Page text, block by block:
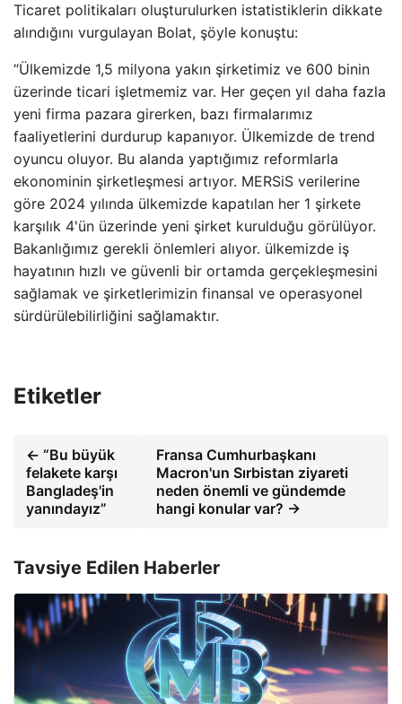
Ticaret politikaları oluşturulurken istatistiklerin dikkate
alındığını vurgulayan Bolat, şöyle konuştu:
“Ülkemizde 1,5 milyona yakın şirketimiz ve 600 binin
üzerinde ticari işletmemiz var. Her geçen yıl daha fazla
yeni firma pazara girerken, bazı firmalarımız
faaliyetlerini durdurup kapanıyor. Ülkemizde de trend
oyuncu oluyor. Bu alanda yaptığımız reformlarla
ekonominin şirketleşmesi artıyor. MERSiS verilerine
göre 2024 yılında ülkemizde kapatılan her 1 şirkete
karşılık 4'ün üzerinde yeni şirket kurulduğu görülüyor.
Bakanlığımız gerekli önlemleri alıyor. ülkemizde iş
hayatının hızlı ve güvenli bir ortamda gerçekleşmesini
sağlamak ve şirketlerimizin finansal ve operasyonel
sürdürülebilirliğini sağlamaktır.
Etiketler
← “Bu büyük
felakete karşı
Bangladeş'in
yanındayız”
Fransa Cumhurbaşkanı
Macron'un Sırbistan ziyareti
neden önemli ve gündemde
hangi konular var? →
Tavsiye Edilen Haberler